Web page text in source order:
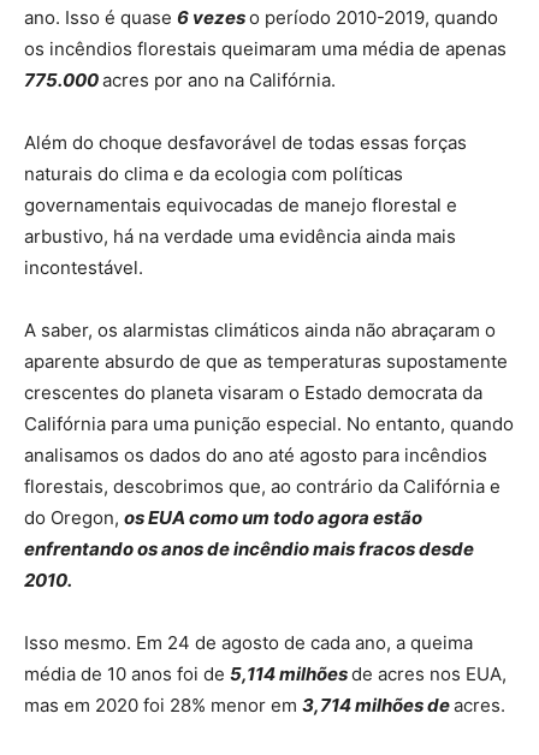
ano. Isso é quase 6 vezeso período 2010-2019, quando
os incêndios florestais queimaram uma média de apenas
775.000acres por ano na Califórnia.
Além do choque desfavorável de todas essas forças
naturais do clima e da ecologia com políticas
governamentais equivocadas de manejo florestal e
arbustivo, há na verdade uma evidência ainda mais
incontestável.
A saber, os alarmistas climáticos ainda não abraçaram o
aparente absurdo de que as temperaturas supostamente
crescentes do planeta visaram o Estado democrata da
Califórnia para uma punição especial. No entanto, quando
analisamos os dados do ano até agosto para incêndios
florestais, descobrimos que, ao contrário da Califórnia e
do Oregon, os EUA como um todo agora estão
enfrentando os anos de incêndio mais fracos desde
2010.
Isso mesmo. Em 24 de agosto de cada ano, a queima
média de 10 anos foi de 5,114 milhõesde acres nos EUA,
mas em 2020 foi 28% menor em 3,714 milhões deacres.